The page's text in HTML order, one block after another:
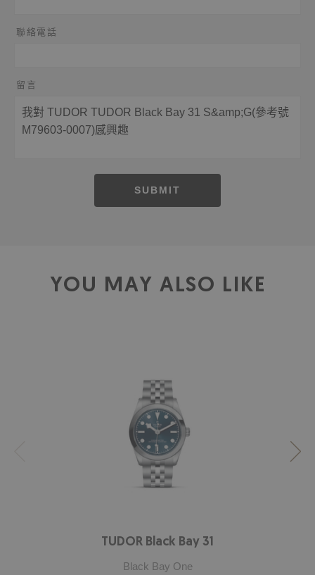
聯絡電話
留言
SUBMIT
YOU MAY ALSO LIKE
TUDOR Black Bay 31
Black Bay One